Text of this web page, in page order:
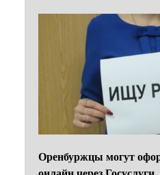
Оренбуржцы могут